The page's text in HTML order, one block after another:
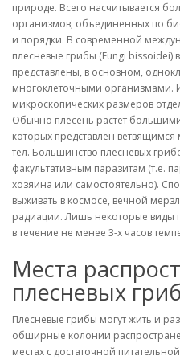
природе. Всего насчитывается
организмов, объединенных по
и порядки. В современной
плесневые грибы (Fungi bissoidei)
представлены, в основном,
многоклеточными организмами.
микроскопических размеров
Обычно плесень растёт
которых представлен
тел. Большинство плесневых
факультативным паразитам (т.е.
хозяина или самостоятельно).
выживать в космосе, вечной
радиации. Лишь некоторые виды
в течение не менее 3-х часов
Места
плесневых
Плесневые грибы могут жить и
обширные колонии
местах с достаточной